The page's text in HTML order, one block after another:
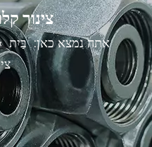
צינור
אתה נמצא כאן: בַּיִת